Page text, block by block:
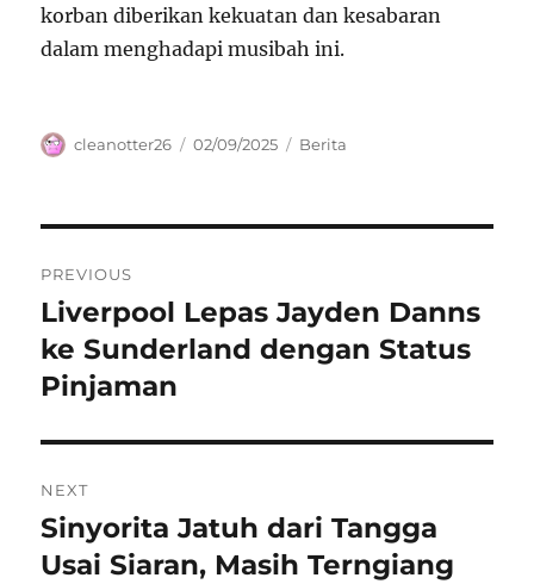
korban diberikan kekuatan dan kesabaran
dalam menghadapi musibah ini.
Author
cleanotter26
Posted
02/09/2025 Categories
Berita
pos
PREVIOUS
Previous
post:
Liverpool Lepas Jayden Danns
ke Sunderland dengan Status
Pinjaman
NEXT
Next
post:
Sinyorita Jatuh dari Tangga
Usai Siaran, Masih Terngiang